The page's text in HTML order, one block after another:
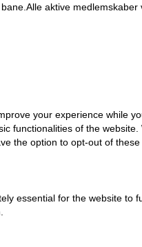
Alle aktive
your experience while
functionalities of the
the option to opt-out of
essential for the website to